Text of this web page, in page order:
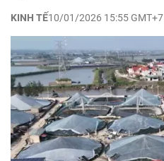
KINH TẾ10/01/2026 15:55 GMT+7